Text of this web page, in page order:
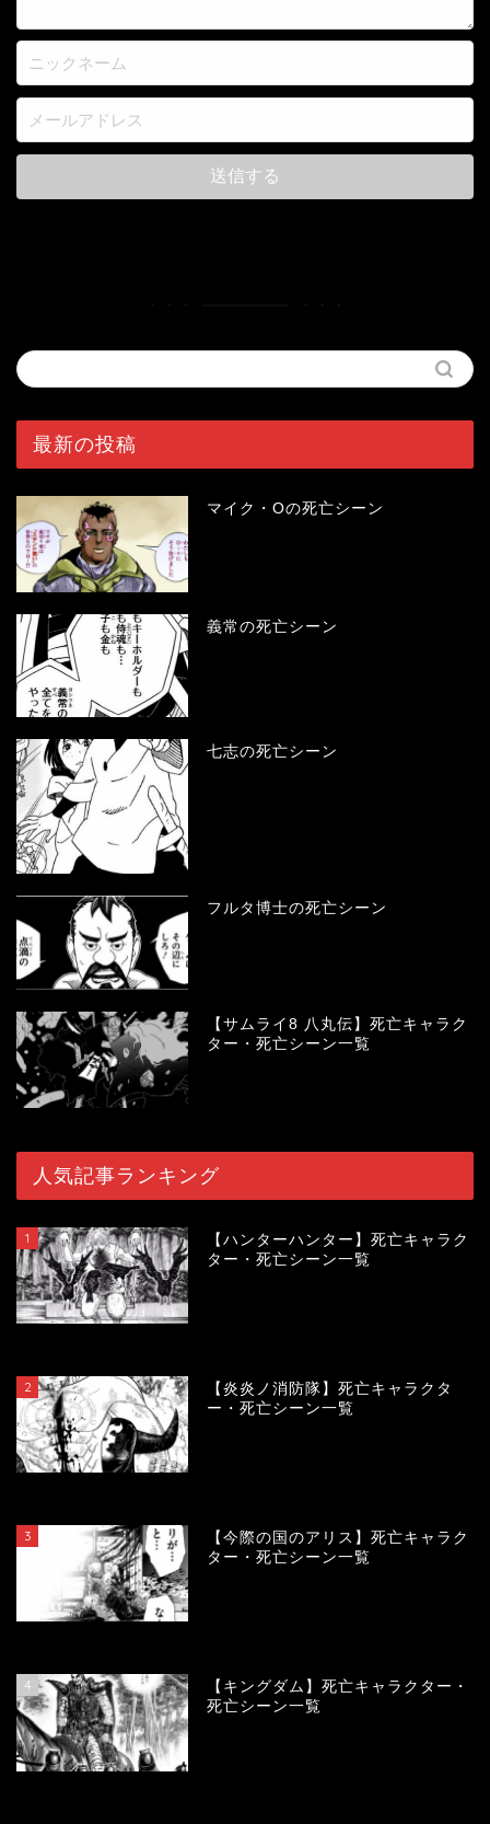
最新の投稿
マイク・Oの死亡シーン
義常の死亡シーン
七志の死亡シーン
フルタ博士の死亡シーン
【サムライ8 八丸伝】死亡キャラク
ター・死亡シーン一覧
人気記事ランキング
1
【ハンターハンター】死亡キャラク
ター・死亡シーン一覧
2
【炎炎ノ消防隊】死亡キャラクタ
ー・死亡シーン一覧
3
【今際の国のアリス】死亡キャラク
ター・死亡シーン一覧
4
【キングダム】死亡キャラクター・
死亡シーン一覧